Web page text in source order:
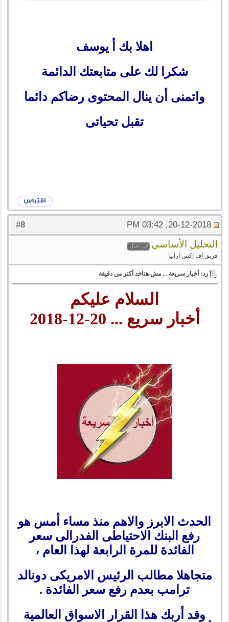
اهلا بك أ يوسف
شكرا لك على متابعتك الدائمة
واتمنى أن ينال المحتوى رضاكم دائما
تقبل تحياتى
#
8 20-12-2018, 03:42 PM
التحليل الأساسي
فريق إف إكس ارابيا
رد: أخبار سريعة ... مش هتاخد أكتر من دقيقة
السلام عليكم
أخبار سريع ... 20-12-2018
الحدث الابرز والاهم منذ مساء أمس هو
رفع البنك الاحتياطى الفدرالى سعر
الفائدة للمرة الرابعة لهذا العام ،
متجاهلا مطالب الرئيس الامريكى دونالد
ترامب بعدم رفع سعر الفائدة .
وقد أربك هذا القرار الاسواق العالمية